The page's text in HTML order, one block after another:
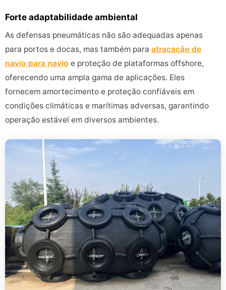
Forte adaptabilidade ambiental
As defensas pneumáticas não são adequadas apenas
para portos e docas, mas também para atracação de
navio para navio e proteção de plataformas offshore,
oferecendo uma ampla gama de aplicações. Eles
fornecem amortecimento e proteção confiáveis em
condições climáticas e marítimas adversas, garantindo
operação estável em diversos ambientes.